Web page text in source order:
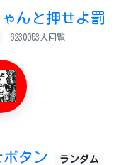
んと押せよ罰
6230053人回覧
ボタン ランダム